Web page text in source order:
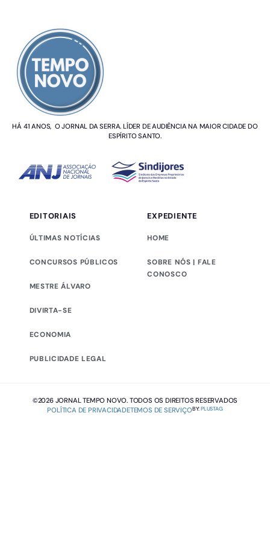
HÁ 41 ANOS, O JORNAL DA SERRA. LÍDER DE AUDIÊNCIA NA MAIOR CIDADE DO
ESPÍRITO SANTO.
EDITORIAIS
ÚLTIMAS NOTÍCIAS
CONCURSOS PÚBLICOS
MESTRE ÁLVARO
DIVIRTA-SE
ECONOMIA
PUBLICIDADE LEGAL
EXPEDIENTE
HOME
SOBRE NÓS | FALE
CONOSCO
©2026 JORNAL TEMPO NOVO. TODOS OS DIREITOS RESERVADOS
POLÍTICA DE PRIVACIDADETEMOS DE SERVIÇOBY:PLUSTAG